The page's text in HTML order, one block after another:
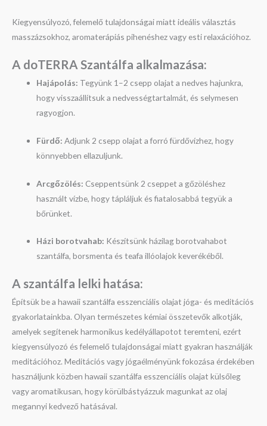
Kiegyensúlyozó, felemelő tulajdonságai miatt ideális választás
masszázsokhoz, aromaterápiás pihenéshez vagy esti relaxációhoz.
A doTERRA Szantálfa alkalmazása:
Hajápolás: Tegyünk 1–2 csepp olajat a nedves hajunkra,
hogy visszaállítsuk a nedvességtartalmát, és selymesen
ragyogjon.
Fürdő: Adjunk 2 csepp olajat a forró fürdővízhez, hogy
könnyebben ellazuljunk.
Arcgőzölés: Cseppentsünk 2 cseppet a gőzöléshez
használt vízbe, hogy tápláljuk és fiatalosabbá tegyük a
bőrünket.
Házi borotvahab: Készítsünk házilag borotvahabot
szantálfa, borsmenta és teafa illóolajok keverékéből.
A szantálfa lelki hatása:
Építsük be a hawaii szantálfa esszenciális olajat jóga- és meditációs
gyakorlatainkba. Olyan természetes kémiai összetevők alkotják,
amelyek segítenek harmonikus kedélyállapotot teremteni, ezért
kiegyensúlyozó és felemelő tulajdonságai miatt gyakran használják
meditációhoz. Meditációs vagy jógaélményünk fokozása érdekében
használjunk közben hawaii szantálfa esszenciális olajat külsőleg
vagy aromatikusan, hogy körülbástyázzuk magunkat az olaj
megannyi kedvező hatásával.